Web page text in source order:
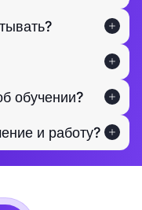
обучении?
и работу?